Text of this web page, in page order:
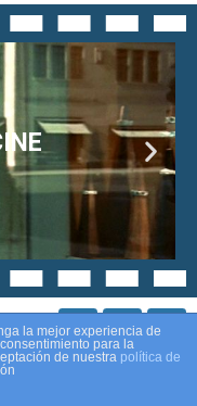
la mejor experiencia de
para la
de nuestra política de